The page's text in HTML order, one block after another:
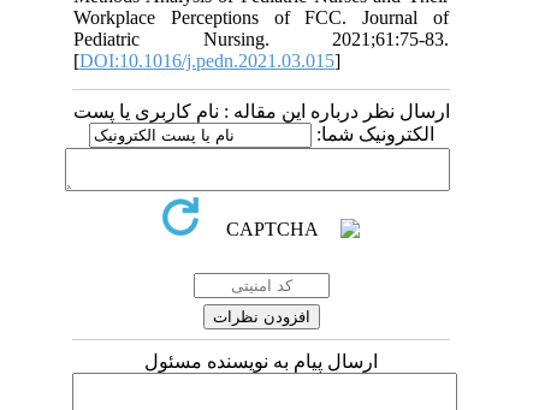
Workplace Perceptions of FCC. Journal of
Pediatric Nursing. 2021;61:75-83.
[DOI:10.1016/j.pedn.2021.03.015
ارسال نظر درباره این مقاله : نام کاربری یا پست
الکترونیک شما:
ارسال پیام به نویسنده مسئول